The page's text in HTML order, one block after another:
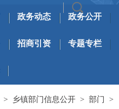
政务动态 政务公开
招商引资 专题专栏
> 乡镇部门信息公开 > 部门
>